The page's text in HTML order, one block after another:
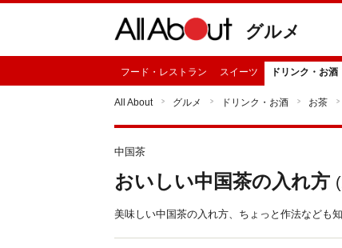
グルメ
フード・レストラン スイーツ ドリンク・お酒
All About グルメ ドリンク・お酒 お茶
中国茶
おいしい中国茶の入れ方 (
美味しい中国茶の入れ方、ちょっと作法なども